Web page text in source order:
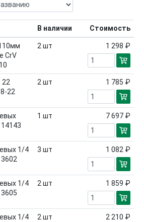
В наличии Стоимость
СrV
2шт 1 298 ₽
22
22
2шт 1 785 ₽
1 шт 7 697 ₽
1/4
3 шт 1 082 ₽
1/4
2шт 1 859 ₽
1/4
2шт 2 210 ₽